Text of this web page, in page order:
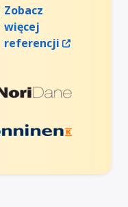
Zobacz
więcej
referencji